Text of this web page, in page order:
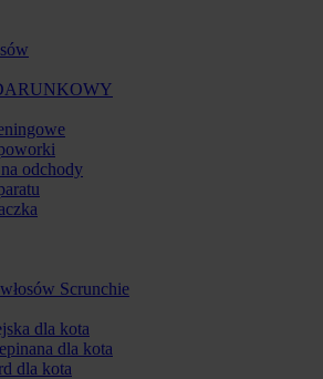
odchody
Scrunchie
dla kota
dla kota
dla kota